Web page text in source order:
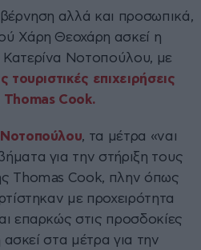
αλλά και προσωπικά,
Χάρη Θεοχάρη ασκεί η
Νοτοπούλου, με
επιχειρήσεις
Thomas Cook.
Νοτοπούλου, τα μέτρα «ναι
για την στήριξη τους
Thomas Cook, πλην όπως
με προχειρότητα
επαρκώς στις προσδοκίες
ασκεί στα μέτρα για την